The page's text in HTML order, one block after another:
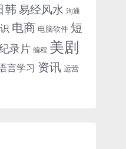
韩 易经风水 沟通
电商 电脑软件 短
录片 编程 美剧
言学习 资讯 运营